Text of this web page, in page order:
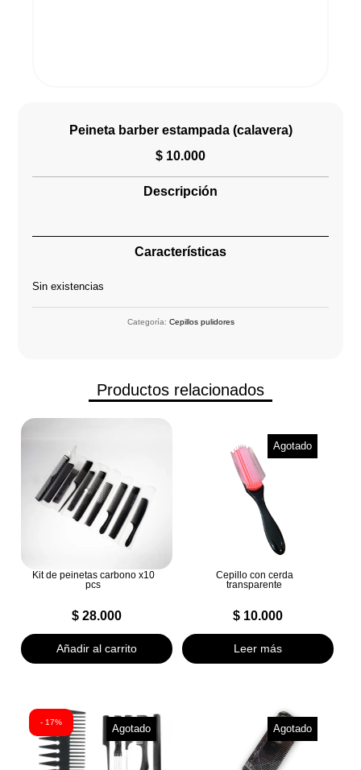
Peineta barber estampada (calavera)
$ 10.000
Descripción
Características
Sin existencias
Categoría: Cepillos pulidores
Productos relacionados
Kit de peinetas carbono x10
pcs
$28.000
Añadir al carrito
Agotado
Cepillo con cerda
transparente
$10.000
Leer más
- 17%
Agotado Agotado